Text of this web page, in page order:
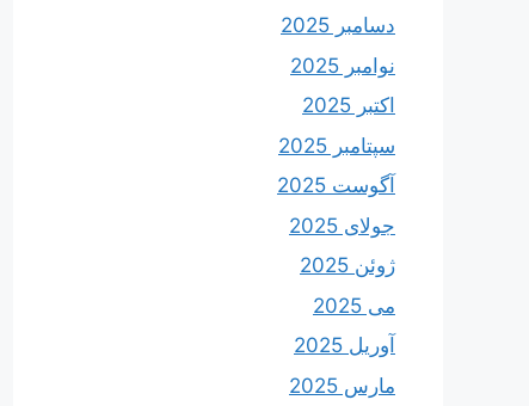
دسامبر 2025
نوامبر 2025
اکتبر 2025
سپتامبر 2025
آگوست 2025
جولای 2025
ژوئن 2025
می 2025
آوریل 2025
مارس 2025